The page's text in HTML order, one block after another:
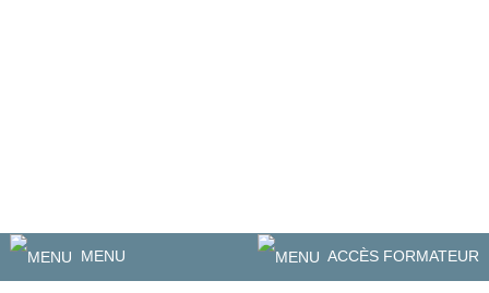
MENU ACCÈS FORMATEUR